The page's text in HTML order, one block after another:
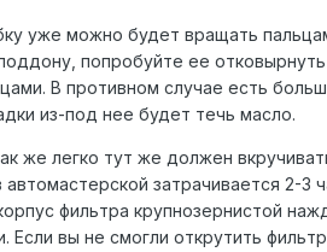
уже можно будет вращать
попробуйте ее
В противном случае есть
из-под нее будет течь масло.
же легко тут же должен
затрачивается 2-3
фильтра крупнозернистой
Если вы не смогли открутить